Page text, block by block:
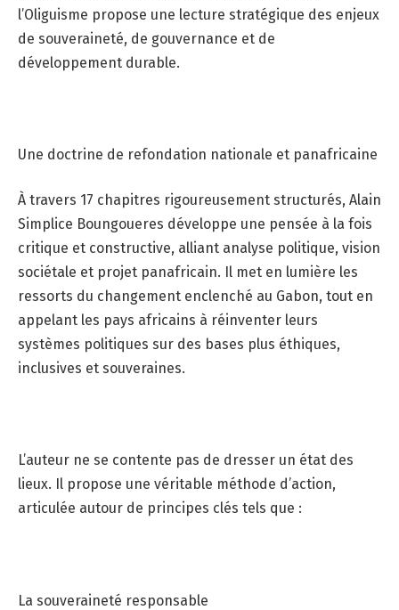
l’Oliguisme propose une lecture stratégique des enjeux
de souveraineté, de gouvernance et de
développement durable.
Une doctrine de refondation nationale et panafricaine
À travers 17 chapitres rigoureusement structurés, Alain
Simplice Boungoueres développe une pensée à la fois
critique et constructive, alliant analyse politique, vision
sociétale et projet panafricain. Il met en lumière les
ressorts du changement enclenché au Gabon, tout en
appelant les pays africains à réinventer leurs
systèmes politiques sur des bases plus éthiques,
inclusives et souveraines.
L’auteur ne se contente pas de dresser un état des
lieux. Il propose une véritable méthode d’action,
articulée autour de principes clés tels que :
La souveraineté responsable